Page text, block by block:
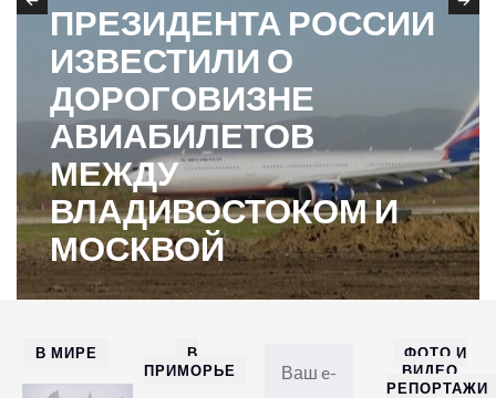
ПРЕЗИДЕНТА РОССИИ
ИЗВЕСТИЛИ О
ДОРОГОВИЗНЕ
АВИАБИЛЕТОВ
МЕЖДУ
ВЛАДИВОСТОКОМ И
МОСКВОЙ
В МИРЕ
В
ПРИМОРЬЕ
ФОТО И
ВИДЕО
РЕПОРТАЖИ